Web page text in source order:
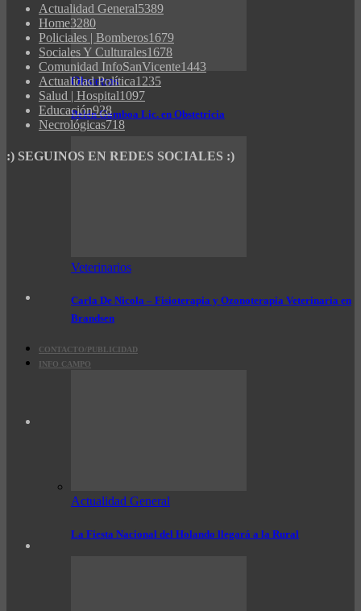
Obstetras
Belén Gamboa Lic. en Obstetricia
Veterinarios
Carla De Nicola – Fisioterapia y Ozonoterapia Veterinaria en
Brandsen
CONTACTO/PUBLICIDAD
INFO CAMPO
Actualidad General
La Fiesta Nacional del Holando llegará a la Rural
Actualidad General5389
Home3280
Policiales | Bomberos1679
Sociales Y Culturales1678
Comunidad InfoSanVicente1443
Actualidad Política1235
Salud | Hospital1097
Educación928
Necrológicas718
:) SEGUINOS EN REDES SOCIALES :)